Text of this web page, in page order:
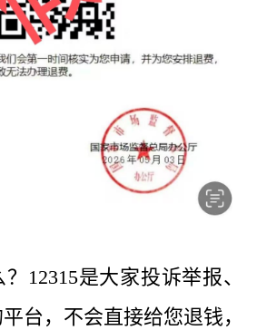
12315是大家投诉举报、
台，不会直接给您退钱，